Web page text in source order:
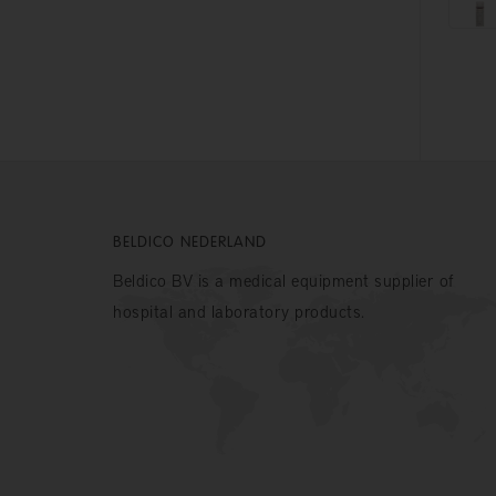
BELDICO NEDERLAND
Beldico BV is a medical equipment supplier of
hospital and laboratory products.